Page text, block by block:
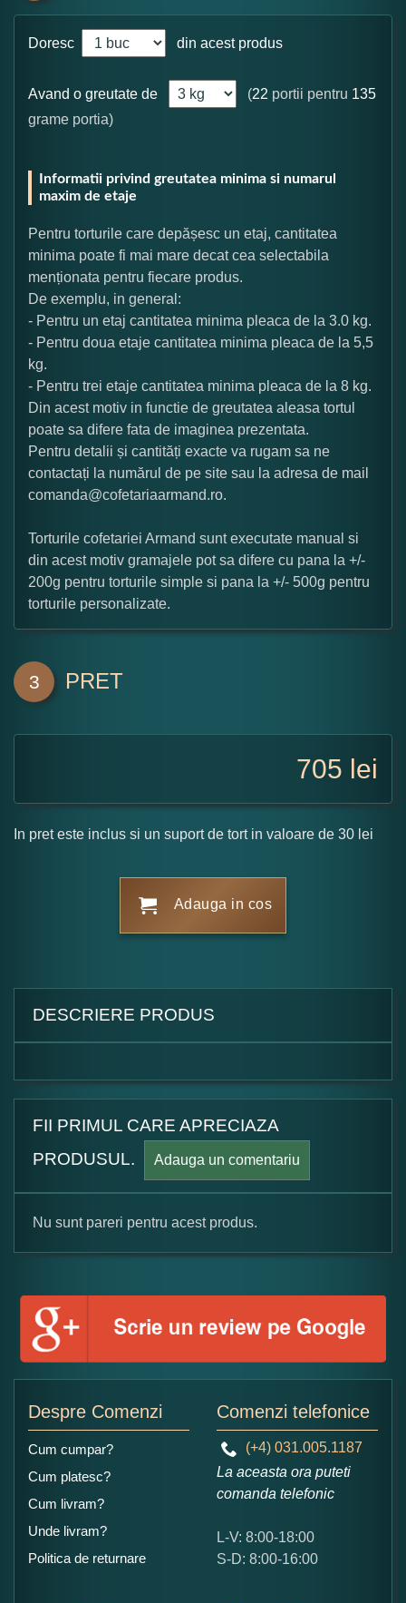
Doresc din acest produs
Avand o greutate de (22 portii pentru 135
grame portia)
Informatii privind greutatea minima si numarul
maxim de etaje
Pentru torturile care depășesc un etaj, cantitatea
minima poate fi mai mare decat cea selectabila
menționata pentru fiecare produs.
De exemplu, in general:
- Pentru un etaj cantitatea minima pleaca de la 3.0 kg.
- Pentru doua etaje cantitatea minima pleaca de la 5,5
kg.
- Pentru trei etaje cantitatea minima pleaca de la 8 kg.
Din acest motiv in functie de greutatea aleasa tortul
poate sa difere fata de imaginea prezentata.
Pentru detalii și cantități exacte va rugam sa ne
contactați la numărul de pe site sau la adresa de mail
comanda@cofetariaarmand.ro.
Torturile cofetariei Armand sunt executate manual si
din acest motiv gramajele pot sa difere cu pana la +/-
200g pentru torturile simple si pana la +/- 500g pentru
torturile personalizate.
3 PRET
705 lei
In pret este inclus si un suport de tort in valoare de 30 lei
Adauga in cos
DESCRIERE PRODUS
FII PRIMUL CARE APRECIAZA
PRODUSUL.
Adauga un comentariu
Formular pareri client
Numele dumneavoastra:
Ce nota acordati acestui produs?
5
Nu sunt pareri pentru acest produs.
Despre Comenzi
Cum cumpar?
Cum platesc?
Cum livram?
Unde livram?
Politica de returnare
Comenzi telefonice
(+4) 031.005.1187
La aceasta ora puteti
comanda telefonic
L-V: 8:00-18:00
S-D: 8:00-16:00